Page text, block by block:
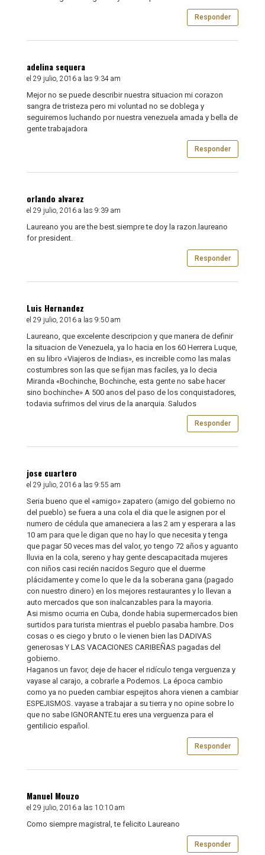
Responder
adelina sequera
el 29 julio, 2016 a las 9:34 am
Mejor no se puede describir nuestra situacion mi corazon
sangra de tristeza pero mi voluntad no se doblega y
seguiremos luchando por nuestra venezuela amada y bella de
gente trabajadora
Responder
orlando alvarez
el 29 julio, 2016 a las 9:39 am
Laureano you are the best.siempre te doy la razon.laureano
for president.
Responder
Luis Hernandez
el 29 julio, 2016 a las 9:50 am
Laureano, que excelente descripcion y que manera de definir
la situacion de Venezuela, ya lo hacia en los 60 Herrera Luque,
en su libro «Viajeros de Indias», es increible como las malas
costumbres son las que se fijan mas faciles, ya lo decia
Miranda «Bochinche, Bochinche, esta gente no sabe hacer
sino bochinche» A 500 anos del paso de los conquistadores,
todavia sufrimos del virus de la anarquia. Saludos
Responder
jose cuartero
el 29 julio, 2016 a las 9:55 am
Seria bueno que el «amigo» zapatero (amigo del gobierno no
del pueblo) se fuera a una cola el dia que le asignen por el
numero de cédula que amaneciera a las 2 am y esperara a las
10 am para que le digan que no hay lo que necesita y tenga
que pagar 50 veces mas del valor, yo tengo 72 años y aguanto
lluvia en la cola, sereno y hay gente descapacitada mujeres
con niños casi recién nacidos Seguro que el duerme
plácidamente y come lo que le da la soberana gana (pagado
con nuestro dinero) en los mejores restaurantes y lo llevan a
auto mercados que son inalcanzables para la mayoria.
Asi mismo ocurria en Cuba, donde habia supermercados bien
surtidos para turista mientras el pueblo pasaba hambre. Dos
cosas o es ciego y bruto o le vienen bien las DADIVAS
generosas Y LAS VACACIONES CARIBEÑAS pagadas del
gobierno.
Haganos un favor, deje de hacer el ridículo tenga verguenza y
vayase al carajo, a cobrarle a Podemos. La época cambio
como ya no pueden cambiar espejitos ahora vienen a cambiar
ESPEJISMOS. vayase a trabajar a su tierra y no opine sobre lo
que no sabe IGNORANTE.tu eres una verguenza para el
gentilicio español.
Responder
Manuel Mouzo
el 29 julio, 2016 a las 10:10 am
Como siempre magistral, te felicito Laureano
Responder